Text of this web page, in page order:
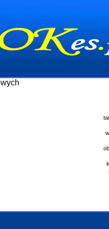
Firma R&B
targowych w Polsce. W
które realizujemy
wykonywać tak, aby
oczekuje. W
obsługując firmy oraz
w stanie podołać
konsumentów.
produkcyjne,
pomoc, nawet w